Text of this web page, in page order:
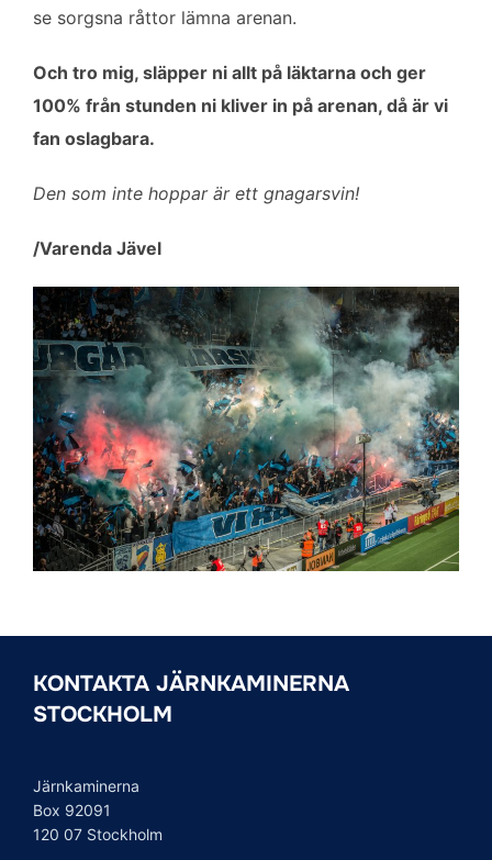
se sorgsna råttor lämna arenan.
Och tro mig, släpper ni allt på läktarna och ger
100% från stunden ni kliver in på arenan, då är vi
fan oslagbara.
Den som inte hoppar är ett gnagarsvin!
/Varenda Jävel
KONTAKTA JÄRNKAMINERNA
STOCKHOLM
Järnkaminerna
Box 92091
120 07 Stockholm